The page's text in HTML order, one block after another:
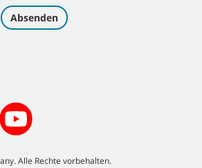
Alle Rechte vorbehalten.